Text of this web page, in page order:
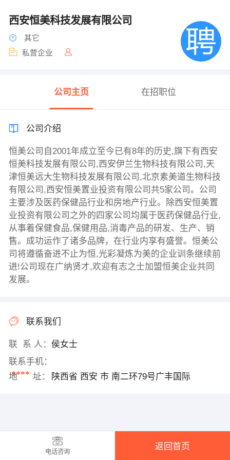
西安恒美科技发展有限公司
其它
私营企业
公司主页 在招职位
公司介绍
恒美公司自2001年成立至今已有8年的历史,旗下有西安
恒美科技发展有限公司,西安伊兰生物科技有限公司,天
津恒美远大生物科技发展有限公司,北京素美道生物科技
有限公司,西安恒美置业投资有限公司共5家公司。公司
主要涉及医药保健品行业和房地产行业。除西安恒美置
业投资有限公司之外的四家公司均属于医药保健品行业,
从事着保健食品,保健用品,消毒产品的研发、生产、销
售。成功运作了诸多品牌，在行业内享有盛誉。恒美公
司将遵循奋进不止为恒,光彩凝炼为美的企业训条继续前
进!公司现在广纳贤才,欢迎有志之士加盟恒美企业共同
发展。
联系我们
联 系 人： 侯女士
联系手机：
****
地 址： 陕西省 西安 市 南二环79号广丰国际
电话咨询
返回首页